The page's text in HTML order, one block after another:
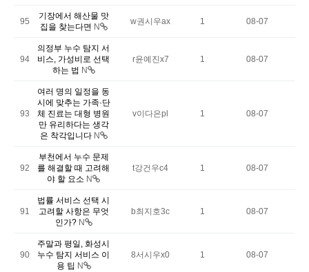
95
기장에서 해산물 맛
집을 찾는다면 N
w권시우ax 1 08-07
94
의정부 누수 탐지 서
비스, 가성비로 선택
하는 법 N
r윤예진x7 1 08-07
93
여러 명의 일정을 동
시에 맞추는 가족·단
체 진료는 대형 병원
만 유리하다는 생각
은 착각입니다 N
v이다은pl 1 08-07
92
부천에서 누수 문제
를 해결할 때 고려해
야 할 요소 N
t강건우c4 1 08-07
91
법률 서비스 선택 시
고려할 사항은 무엇
인가? N
b최지호3c 1 08-07
90
주말과 평일, 화성시
누수 탐지 서비스 이
용 팁 N
8서시우x0 1 08-07